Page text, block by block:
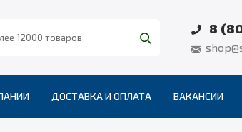
8
ДОСТАВКА И ОПЛАТА ВАКАНСИИ